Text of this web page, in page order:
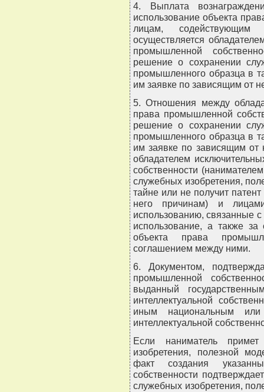
4. Выплата
использование объекта
лицам,
осуществляется
промышленной
решение о сохранении
промышленного образца в
им заявке по зависящим от
5. Отношения между
права промышленной
решение о сохранении
промышленного образца в
им заявке по зависящим от
обладателем
собственности
служебных изобретения,
тайне или не получит
него причинам) и
использованию, связанные
использование, а также
объекта права
соглашением между ними.
6. Документом,
промышленной
выданный
интеллектуальной
иным национальным
интеллектуальной
Если наниматель
изобретения, полезной
факт создания
собственности
служебных изобретения,